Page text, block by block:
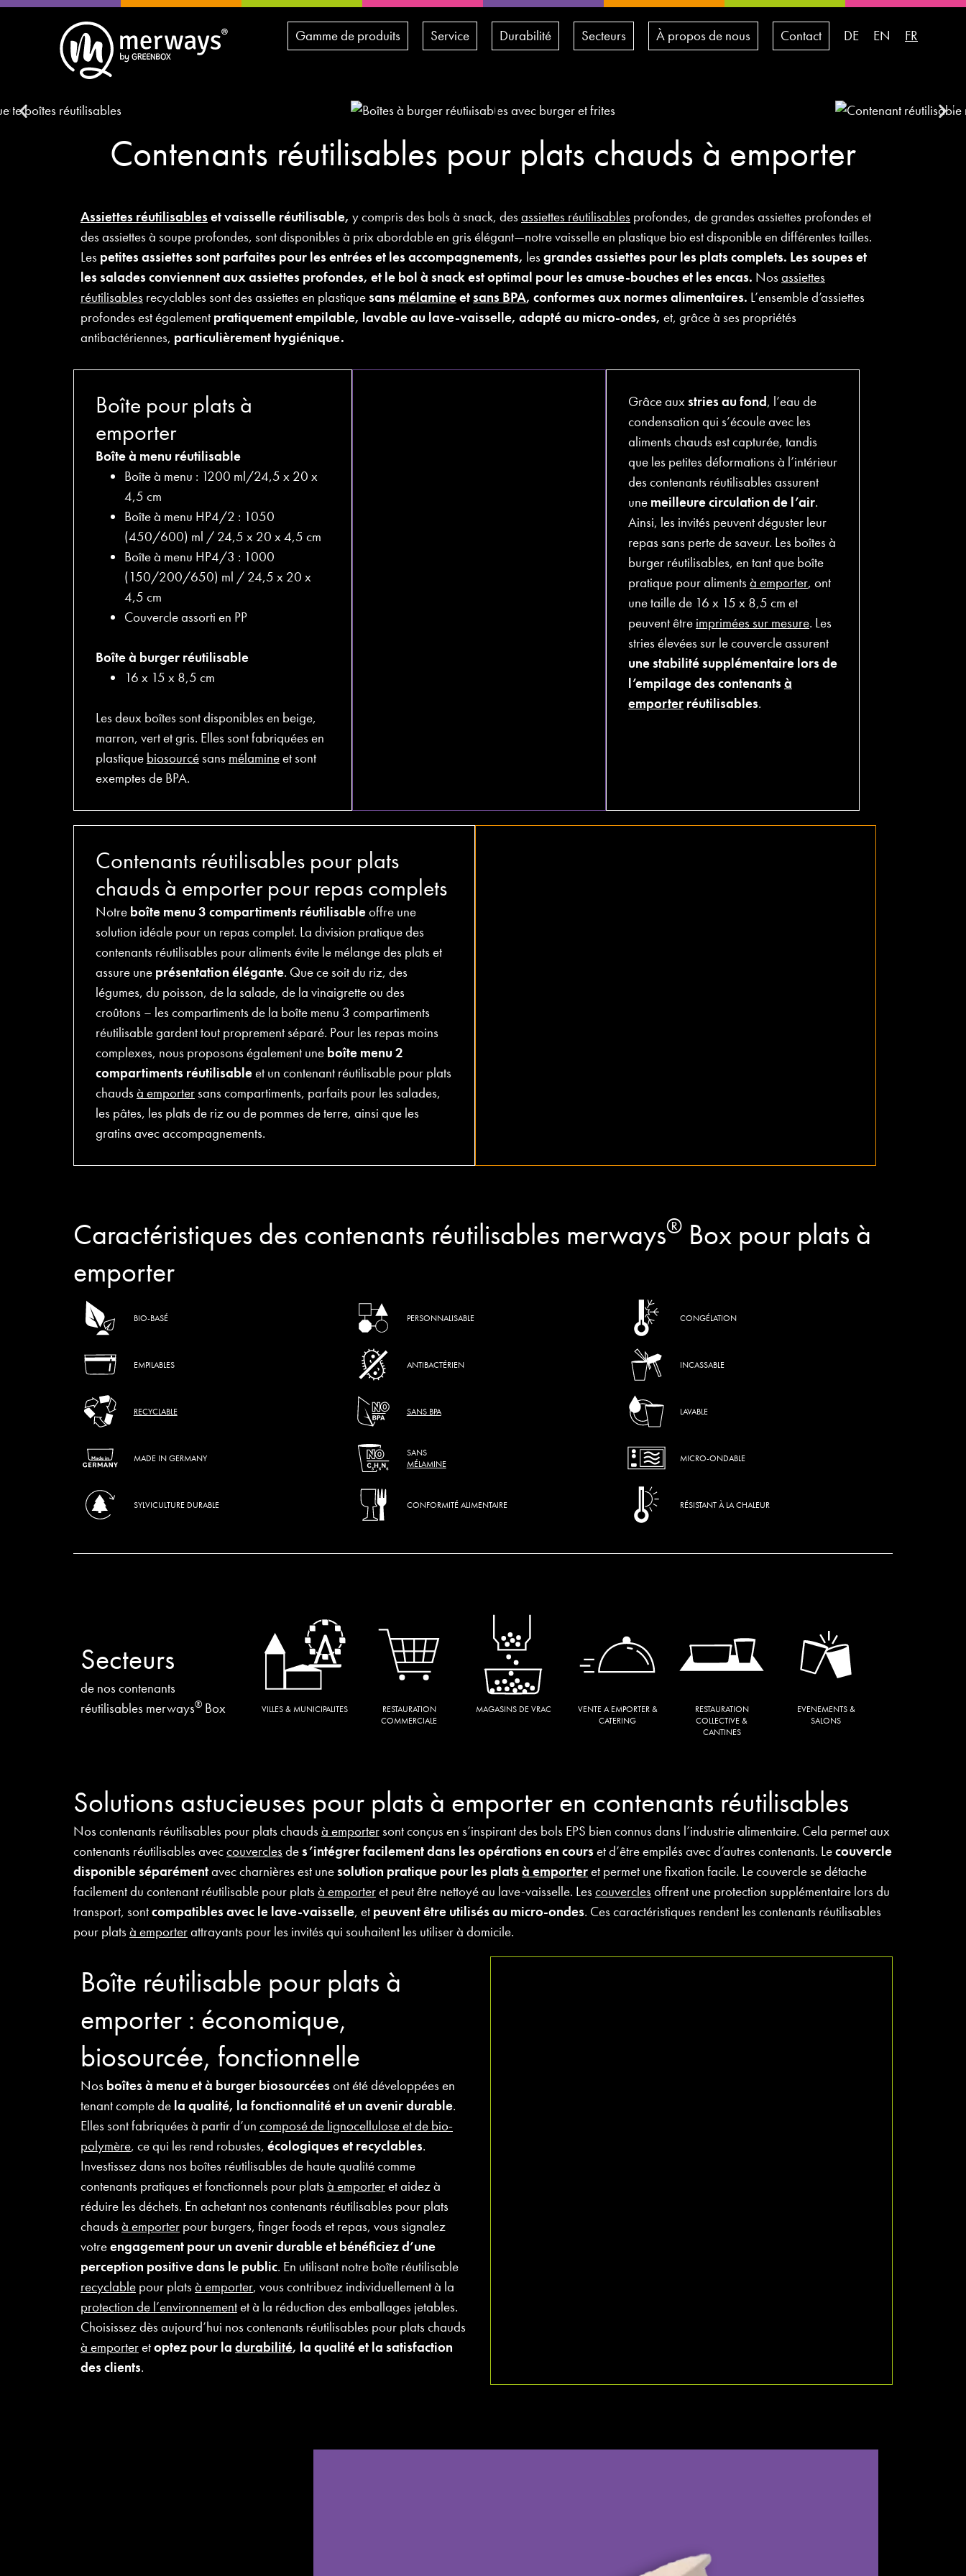
Gamme de produits Service Durabilité Secteurs À propos de nous Contact DE EN FR
Contenants réutilisables pour plats chauds à emporter
Assiettes réutilisables et vaisselle réutilisable, y compris des bols à snack, desassiettes réutilisables profondes, de grandes assiettes profondes et
des assiettes à soupe profondes, sont disponibles à prix abordable en gris élégant—notre vaisselle en plastique bio est disponible en différentes tailles.
Les petites assiettes sont parfaites pour les entrées et les accompagnements, lesgrandes assiettes pour les plats complets. Les soupes et
les salades conviennent auxassiettes profondes, et le bol à snack est optimal pour les amuse-bouches et les encas. Nosassiettes
réutilisables recyclables sont des assiettes en plastiquesans mélamineetsans BPA, conformes aux normes alimentaires. L’ensemble d’assiettes
profondes est également pratiquement empilable, lavable au lave-vaisselle, adapté au micro-ondes, et, grâce à ses propriétés
antibactériennes, particulièrement hygiénique.
Boîte pour plats à
emporter
Boîte à menu réutilisable
Boîte à menu : 1200 ml/24,5 x 20 x
4,5 cm
Boîte à menu HP4/2 : 1050
(450/600) ml / 24,5 x 20 x 4,5 cm
Boîte à menu HP4/3 : 1000
(150/200/650) ml / 24,5 x 20 x
4,5 cm
Couvercle assorti en PP
Boîte à burger réutilisable
16 x 15 x 8,5 cm
Les deux boîtes sont disponibles en beige,
marron, vert et gris. Elles sont fabriquées en
plastique biosourcésans mélamineet sont
exemptes de BPA.
Grâce auxstries au fond, l’eau de
condensation qui s’écoule avec les
aliments chauds est capturée, tandis
que les petites déformations à l’intérieur
des contenants réutilisables assurent
une meilleure circulation de l’air.
Ainsi, les invités peuvent déguster leur
repas sans perte de saveur. Les boîtes à
burger réutilisables, en tant que boîte
pratique pour alimentsà emporter, ont
une taille de 16 x 15 x 8,5 cm et
peuvent être imprimées sur mesure. Les
stries élevées sur le couvercle assurent
une stabilité supplémentaire lors de
l’empilage des contenants à
emporterréutilisables.
Contenants réutilisables pour plats
chauds à emporter pour repas complets
Notre boîte menu 3 compartiments réutilisableoffre une
solution idéale pour un repas complet. La division pratique des
contenants réutilisables pour aliments évite le mélange des plats et
assure une présentation élégante. Que ce soit du riz, des
légumes, du poisson, de la salade, de la vinaigrette ou des
croûtons – les compartiments de la boîte menu 3 compartiments
réutilisable gardent tout proprement séparé. Pour les repas moins
complexes, nous proposons également une boîte menu 2
compartiments réutilisableet un contenant réutilisable pour plats
chaudsà emportersans compartiments, parfaits pour les salades,
les pâtes, les plats de riz ou de pommes de terre, ainsi que les
gratins avec accompagnements.
Caractéristiques des contenants réutilisables merways® Box pour plats à
emporter
BIO-BASÉ
EMPILABLES
RECYCLABLE
MADE IN GERMANY
SYLVICULTURE DURABLE
PERSONNALISABLE
ANTIBACTÉRIEN
SANS BPA
SANS
MÉLAMINE
CONFORMITÉ ALIMENTAIRE
CONGÉLATION
INCASSABLE
LAVABLE
MICRO-ONDABLE
RÉSISTANT À LA CHALEUR
Secteurs
de nos contenants
réutilisables merways® Box VILLES & MUNICIPALITES
RESTAURATION
COMMERCIALE
MAGASINS DE VRAC
VENTE A EMPORTER &
CATERING
RESTAURATION
COLLECTIVE &
CANTINES
EVENEMENTS &
SALONS
Solutions astucieuses pour plats à emporter en contenants réutilisables
Nos contenants réutilisables pour plats chaudsà emportersont conçus en s’inspirant des bols EPS bien connus dans l’industrie alimentaire. Cela permet aux
contenants réutilisables aveccouverclesdes’intégrer facilement dans les opérations en cours et d’être empilés avec d’autres contenants. Lecouvercle
disponible séparémentavec charnières est unesolution pratique pour les plats à emporteret permet une fixation facile. Le couvercle se détache
facilement du contenant réutilisable pour platsà emporteret peut être nettoyé au lave-vaisselle. Lescouverclesoffrent une protection supplémentaire lors du
transport, sontcompatibles avec le lave-vaisselle, et peuvent être utilisés au micro-ondes. Ces caractéristiques rendent les contenants réutilisables
pour platsà emporterattrayants pour les invités qui souhaitent les utiliser à domicile.
Boîte réutilisable pour plats à
emporter : économique,
biosourcée, fonctionnelle
Nos boîtes à menu et à burger biosourcées ont été développées en
tenant compte de la qualité, la fonctionnalité et un avenir durable.
Elles sont fabriquées à partir d’un composé de lignocellulose et de bio-
polymère, ce qui les rend robustes, écologiques et recyclables.
Investissez dans nos boîtes réutilisables de haute qualité comme
contenants pratiques et fonctionnels pour platsà emporteret aidez à
réduire les déchets. En achetant nos contenants réutilisables pour plats
chaudsà emporter pour burgers, finger foods et repas, vous signalez
votreengagement pour un avenir durableet bénéficiez d’une
perception positive dans le public. En utilisant notre boîte réutilisable
recyclable pour platsà emporter, vous contribuez individuellement à la
protection de l’environnementet à la réduction des emballages jetables.
Choisissez dès aujourd’hui nos contenants réutilisables pour plats chauds
à emporteretoptez pour la durabilité, la qualité et la satisfaction
des clients.